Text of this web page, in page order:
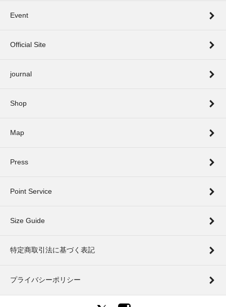
Event
Official Site
journal
Shop
Map
Press
Point Service
Size Guide
特定商取引法に基づく表記
プライバシーポリシー